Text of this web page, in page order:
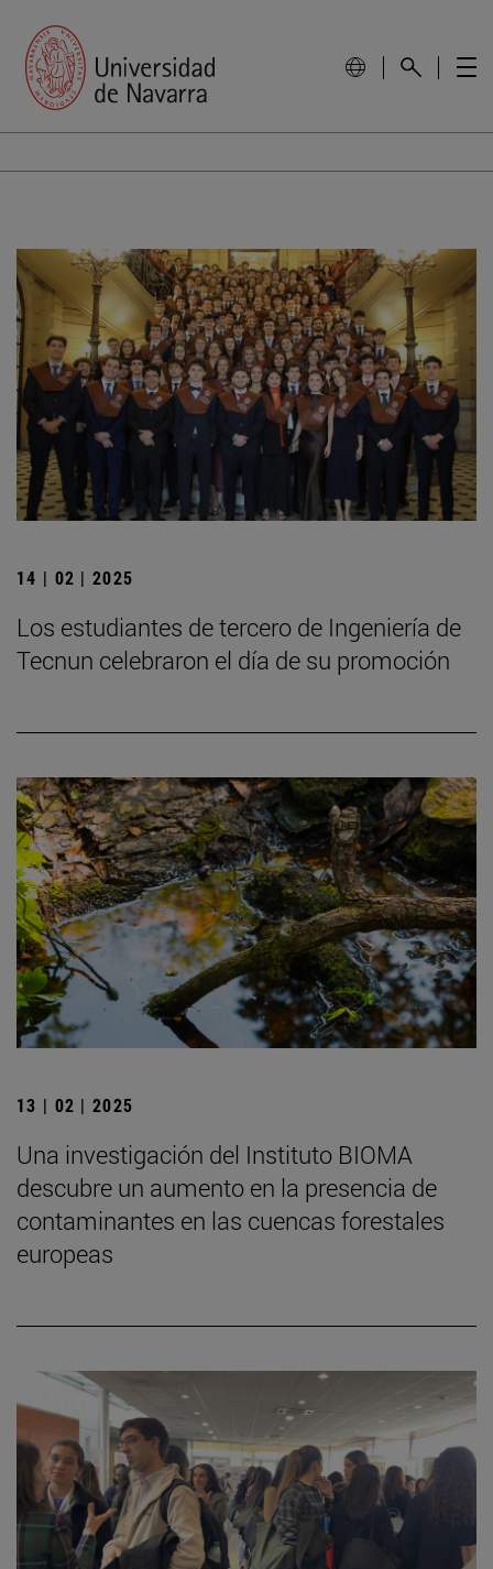
14 | 02 | 2025
Los estudiantes de tercero de Ingeniería de
Tecnun celebraron el día de su promoción
13 | 02 | 2025
Una investigación del Instituto BIOMA
descubre un aumento en la presencia de
contaminantes en las cuencas forestales
europeas